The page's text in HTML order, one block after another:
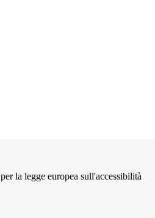
la legge europea sull'accessibilità